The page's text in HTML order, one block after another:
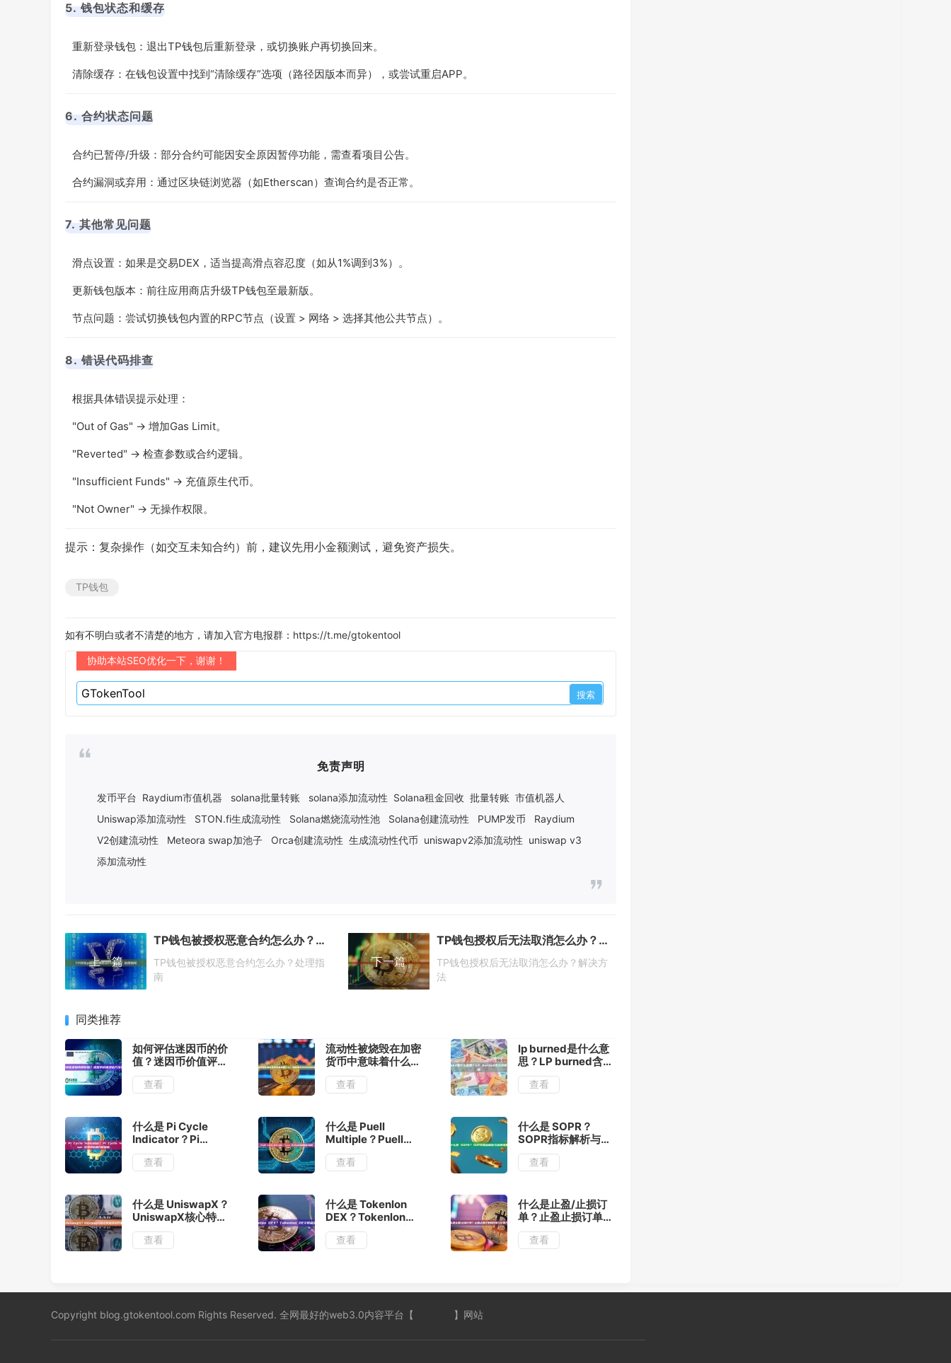
5. 钱包状态和缓存
重新登录钱包：退出TP钱包后重新登录，或切换账户再切换回来。
清除缓存：在钱包设置中找到“清除缓存”选项（路径因版本而异），或尝试重启APP。
6. 合约状态问题
合约已暂停/升级：部分合约可能因安全原因暂停功能，需查看项目公告。
合约漏洞或弃用：通过区块链浏览器（如Etherscan）查询合约是否正常。
7. 其他常见问题
滑点设置：如果是交易DEX，适当提高滑点容忍度（如从1%调到3%）。
更新钱包版本：前往应用商店升级TP钱包至最新版。
节点问题：尝试切换钱包内置的RPC节点（设置 > 网络 > 选择其他公共节点）。
8. 错误代码排查
根据具体错误提示处理：
"Out of Gas" → 增加Gas Limit。
"Reverted" → 检查参数或合约逻辑。
"Insufficient Funds" → 充值原生代币。
"Not Owner" → 无操作权限。
提示：复杂操作（如交互未知合约）前，建议先用小金额测试，避免资产损失。
TP钱包
如有不明白或者不清楚的地方，请加入官方电报群： https://t.me/gtokentool
协助本站SEO优化一下，谢谢！
免责声明
发币平台 Raydium市值机器 solana批量转账 solana添加流动性 Solana租金回收 批量转账 市值机器人
Uniswap添加流动性
STON.fi生成流动性 Solana燃烧流动性池 Solana创建流动性 PUMP发币
Raydium
V2创建流动性
Meteora swap加池子 Orca创建流动性 生成流动性代币 uniswapv2添加流动性 uniswap v3
添加流动性
上一篇
TP钱包被授权恶意合约怎么办？处理指南
TP钱包被授权恶意合约怎么办？处理指
南
下一篇
TP钱包授权后无法取消怎么办？解决方法
TP钱包授权后无法取消怎么办？解决方
法
同类推荐
如何评估迷因币的价
值？迷因币价值评估
方法总结
查看
流动性被烧毁在加密
货币中意味着什么？
加密货币流动性烧毁
机制解析
查看
lp burned是什么意
思？LP burned含义
及常见场景解析
查看
什么是 Pi Cycle
Indicator？Pi
Cycle Indicator 比
特币价格分析指标
查看
什么是 Puell
Multiple？Puell
Multiple指标解析与
应用
查看
什么是 SOPR？
SOPR指标解析与应
用场景
查看
什么是 UniswapX？
UniswapX核心特点
及运作机制解析
查看
什么是 Tokenlon
DEX？Tokenlon
DEX特点及运作方式
介绍
查看
什么是止盈/止损订
单？止盈止损订单的
作用与设置方法
查看
Copyright blog.gtokentool.com Rights Reserved. 全网最好的web3.0内容平台【 】网站